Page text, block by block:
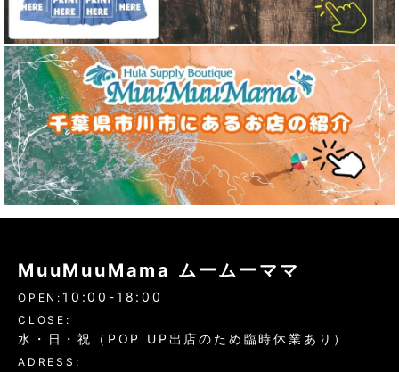
MuuMuuMama ムームーママ
OPEN: 10:00-18:00
CLOSE:
水・日・祝（POP UP出店のため臨時休業あり）
ADRESS: